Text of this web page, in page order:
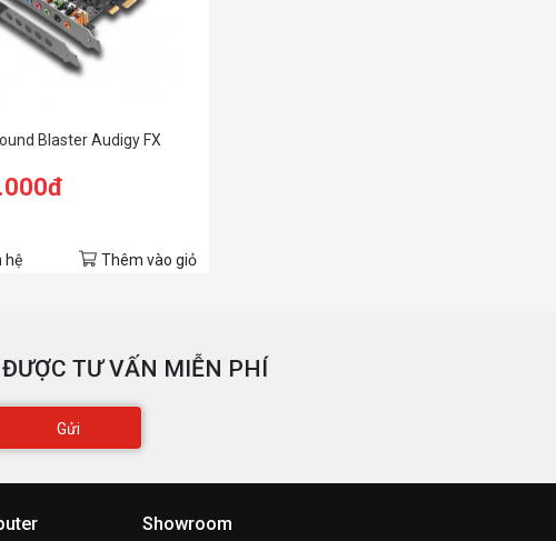
Blaster Audigy FX
hệ Thêm vào giỏ
TƯ VẤN MIỄN PHÍ
Gửi
Showroom